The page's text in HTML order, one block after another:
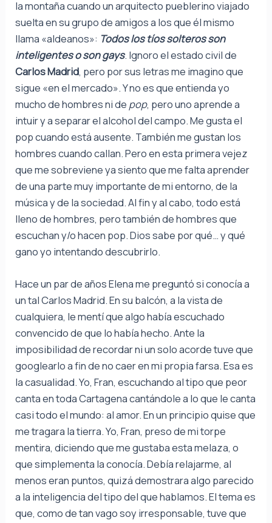
la montaña cuando un arquitecto pueblerino viajado
suelta en su grupo de amigos a los que él mismo
llama «aldeanos»: Todos los tíos solteros son
inteligentes o son gays. Ignoro el estado civil de
Carlos Madrid, pero por sus letras me imagino que
sigue «en el mercado». Y no es que entienda yo
mucho de hombres ni de pop, pero uno aprende a
intuir y a separar el alcohol del campo. Me gusta el
pop cuando está ausente. También me gustan los
hombres cuando callan. Pero en esta primera vejez
que me sobreviene ya siento que me falta aprender
de una parte muy importante de mi entorno, de la
música y de la sociedad. Al fin y al cabo, todo está
lleno de hombres, pero también de hombres que
escuchan y/o hacen pop. Dios sabe por qué… y qué
gano yo intentando descubrirlo.
Hace un par de años Elena me preguntó si conocía a
un tal Carlos Madrid. En su balcón, a la vista de
cualquiera, le mentí que algo había escuchado
convencido de que lo había hecho. Ante la
imposibilidad de recordar ni un solo acorde tuve que
googlearlo a fin de no caer en mi propia farsa. Esa es
la casualidad. Yo, Fran, escuchando al tipo que peor
canta en toda Cartagena cantándole a lo que le canta
casi todo el mundo: al amor. En un principio quise que
me tragara la tierra. Yo, Fran, preso de mi torpe
mentira, diciendo que me gustaba esta melaza, o
que simplementa la conocía. Debía relajarme, al
menos eran puntos, quizá demostrara algo parecido
a la inteligencia del tipo del que hablamos. El tema es
que, como de tan vago soy irresponsable, tuve que